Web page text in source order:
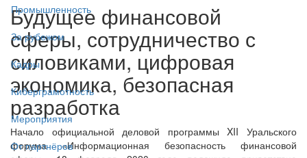
Промышленность
За рубежом
Кадры
Киберграмотность
Мероприятия
От партнёров
Будущее финансовой
сферы, сотрудничество с
силовиками, цифровая
экономика, безопасная
разработка
Начало официальной деловой программы XII Уральского
форума «Информационная безопасность финансовой